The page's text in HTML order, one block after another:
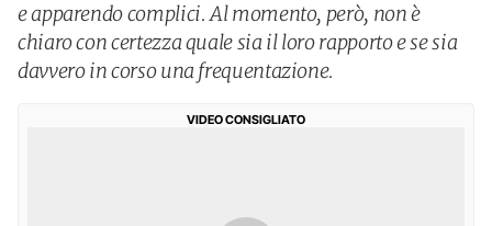
e apparendo complici. Al momento, però, non è
chiaro con certezza quale sia il loro rapporto e se sia
davvero in corso una frequentazione.
VIDEO CONSIGLIATO